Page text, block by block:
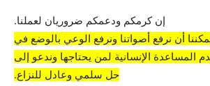
إن كرمكم ودعمكم ضروريان لعملنا.
أن نرفع أصواتنا ونرفع الوعي بالوضع في
المساعدة الإنسانية لمن يحتاجها وندعو إلى
حل سلمي وعادل للنزاع.